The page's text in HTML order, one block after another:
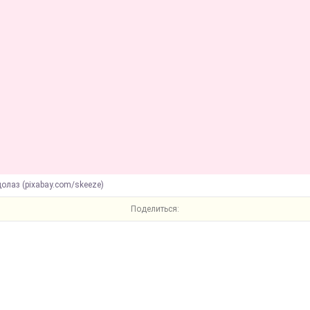
(pixabay.com/skeeze)
Поделиться: